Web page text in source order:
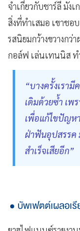
จำเกี่ยวกับชาร์ลี มัง
สิ่งที่ทำเสมอ เขาชอ
รสนิยมกว้างขวางกว่
กอล์ฟ เล่นเทนนิส ท
“บางครั้งเรา
เดิมด้วยซ้ำ เพ
เพื่อแก้ไขปัญห
ฝ่าฟันอุปสรรค
สำเร็จเสียอีก”
บัพเฟตต์เผลอเรี